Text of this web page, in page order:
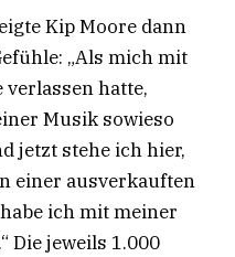
Kip Moore dann
„Als mich mit
verlassen hatte,
Musik sowieso
jetzt stehe ich hier,
einer ausverkauften
ich mit meiner
Die jeweils 1.000